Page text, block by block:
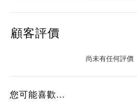
顧客評價
尚未有任何評價
您可能喜歡...